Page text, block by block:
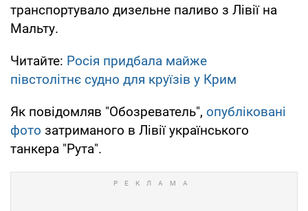
транспортувало дизельне паливо з Лівії на
Мальту.
Читайте: Росія придбала майже
півстолітнє судно для круїзів у Крим
Як повідомляв "Обозреватель", опубліковані
фото затриманого в Лівії українського
танкера "Рута".